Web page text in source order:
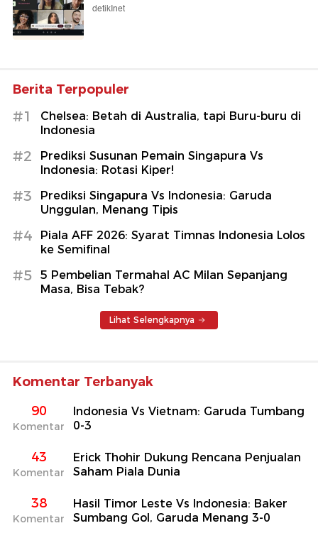
detikInet
Berita Terpopuler
#1
Chelsea: Betah di Australia, tapi Buru-buru di
Indonesia
#2
Prediksi Susunan Pemain Singapura Vs
Indonesia: Rotasi Kiper!
#3
Prediksi Singapura Vs Indonesia: Garuda
Unggulan, Menang Tipis
#4
Piala AFF 2026: Syarat Timnas Indonesia Lolos
ke Semifinal
#5
5 Pembelian Termahal AC Milan Sepanjang
Masa, Bisa Tebak?
Lihat Selengkapnya
Komentar Terbanyak
90
Komentar
Indonesia Vs Vietnam: Garuda Tumbang
0-3
43
Komentar
Erick Thohir Dukung Rencana Penjualan
Saham Piala Dunia
38
Komentar
Hasil Timor Leste Vs Indonesia: Baker
Sumbang Gol, Garuda Menang 3-0